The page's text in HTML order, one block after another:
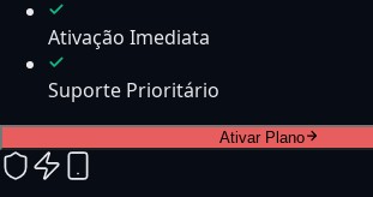
Ativação Imediata
Suporte Prioritário
Ativar Plano